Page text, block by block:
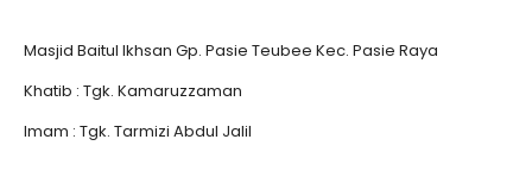
Masjid Baitul Ikhsan Gp. Pasie Teubee Kec. Pasie Raya
Khatib : Tgk. Kamaruzzaman
Imam : Tgk. Tarmizi Abdul Jalil